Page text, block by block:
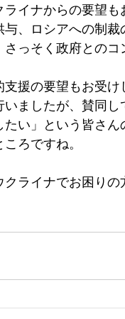
イナからの要望も
、ロシアへの制
っそく政府とのコ
援の要望もお受け
ましたが、賛同し
い」という皆さん
ろですね。
ライナでお困り